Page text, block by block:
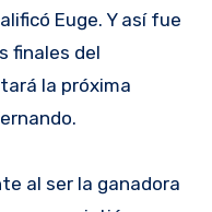
Euge. Y así fue
finales del
la próxima
al ser la ganadora